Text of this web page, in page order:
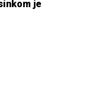
je